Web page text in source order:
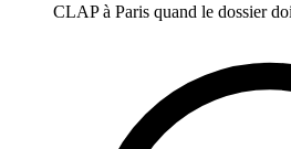
CLAP à Paris quand le dossier